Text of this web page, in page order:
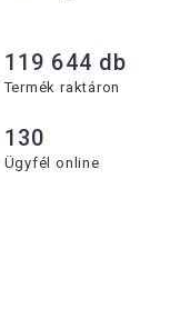
119 644 db
Termék raktáron
130
Ügyfél online